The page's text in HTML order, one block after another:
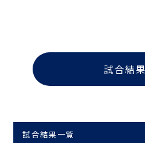
試合結
試合結果一覧